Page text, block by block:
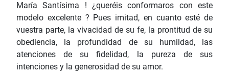
María Santísima ! ¿queréis conformaros con este
modelo excelente ? Pues imitad, en cuanto esté de
vuestra parte, la vivacidad de su fe, la prontitud de su
obediencia, la profundidad de su humildad, las
atenciones de su fidelidad, la pureza de sus
intenciones y la generosidad de su amor.